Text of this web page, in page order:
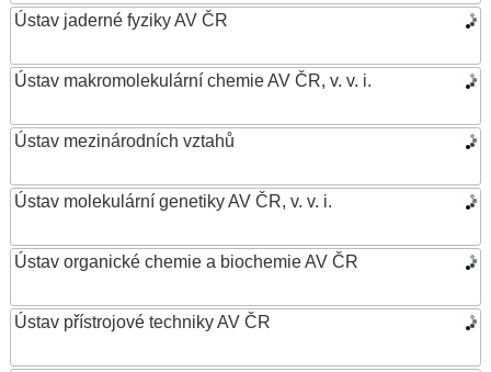
Ústav jaderné fyziky AV ČR
Ústav makromolekulární chemie AV ČR, v. v. i.
Ústav mezinárodních vztahů
Ústav molekulární genetiky AV ČR, v. v. i.
Ústav organické chemie a biochemie AV ČR
Ústav přístrojové techniky AV ČR